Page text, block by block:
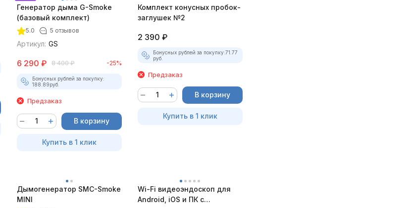
Генератор дыма G-Smoke
(базовый комплект)
5.0 5 отзывов
Артикул: GS
6 290 ₽ 8 400 ₽ -25%
Бонусных рублей за покупку:
188.89руб.
Предзаказ
В корзину
Купить в 1 клик
Комплект конусных пробок-
заглушек №2
2 390 ₽
Бонусных рублей за покупку:71.77
руб.
Предзаказ
В корзину
Купить в 1 клик
Дымогенератор SMC-Smoke
MINI
Wi-Fi видеоэндоскоп для
Android, iOS и ПК с